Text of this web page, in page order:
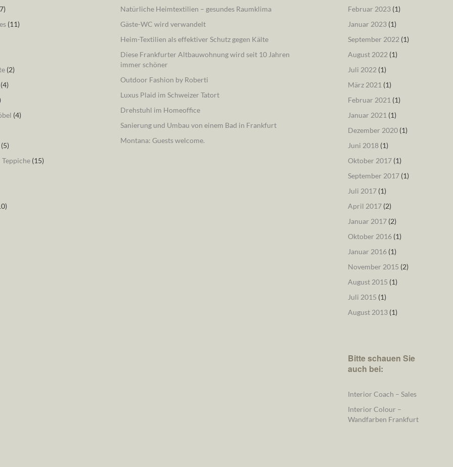
(11)
(2)
(4)
Teppiche(15)
Natürliche Heimtextilien – gesundes Raumklima
Gäste-WC wird verwandelt
Heim-Textilien als effektiver Schutz gegen Kälte
Diese Frankfurter Altbauwohnung wird seit 10 Jahren
immer schöner
Outdoor Fashion by Roberti
Luxus Plaid im Schweizer Tatort
Drehstuhl im Homeoffice
Sanierung und Umbau von einem Bad in Frankfurt
Montana: Guests welcome.
Februar 2023(1)
Januar 2023(1)
September 2022 (1)
August 2022 (1)
Juli 2022 (1)
März 2021 (1)
Februar 2021 (1)
Januar 2021 (1)
Dezember 2020(1)
Juni 2018(1)
Oktober 2017(1)
September 2017(1)
Juli 2017(1)
April 2017(2)
Januar 2017(2)
Oktober 2016(1)
Januar 2016(1)
November 2015 (2)
August 2015 (1)
Juli 2015 (1)
August 2013(1)
Bitte schauen Sie
auch bei:
Interior Coach – Sales
Interior Colour –
Wandfarben Frankfurt